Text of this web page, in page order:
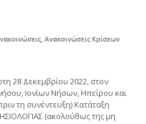
, Ανακοινώσεις Κρίσεων
28 Δεκεμβρίου 2022, στον
Ιονίων Νήσων, Ηπείρου και
τη συνέντευξη) Κατάταξη
(ακολούθως της μη